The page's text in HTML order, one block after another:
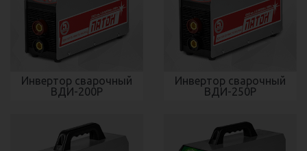
Инвертор сварочный
ВДИ-200Р
Инвертор сварочный
ВДИ-250Р